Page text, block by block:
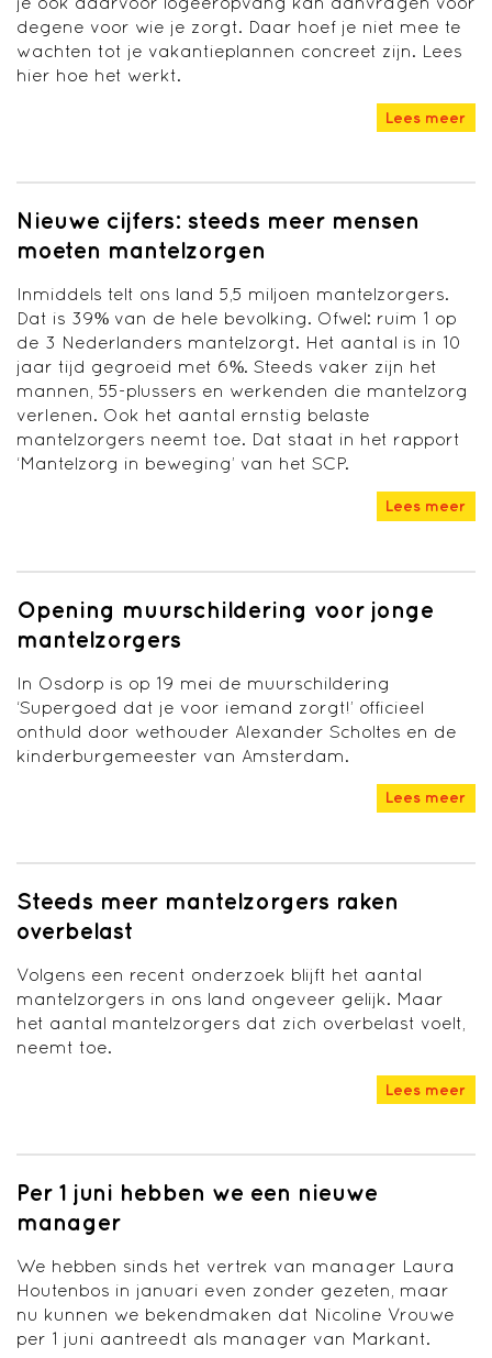
degene voor wie je zorgt. Daar hoef je niet mee te
wachten tot je vakantieplannen concreet zijn. Lees
hier hoe het werkt.
Lees meer
Nieuwe cijfers: steeds meer mensen
moeten mantelzorgen
Inmiddels telt ons land 5,5 miljoen mantelzorgers.
Dat is 39% van de hele bevolking. Ofwel: ruim 1 op
de 3 Nederlanders mantelzorgt. Het aantal is in 10
jaar tijd gegroeid met 6%. Steeds vaker zijn het
mannen, 55-plussers en werkenden die mantelzorg
verlenen. Ook het aantal ernstig belaste
mantelzorgers neemt toe. Dat staat in het rapport
‘Mantelzorg in beweging’ van het SCP.
Lees meer
Opening muurschildering voor jonge
mantelzorgers
In Osdorp is op 19 mei de muurschildering
‘Supergoed dat je voor iemand zorgt!’ officieel
onthuld door wethouder Alexander Scholtes en de
kinderburgemeester van Amsterdam.
Lees meer
Steeds meer mantelzorgers raken
overbelast
Volgens een recent onderzoek blijft het aantal
mantelzorgers in ons land ongeveer gelijk. Maar
het aantal mantelzorgers dat zich overbelast voelt,
neemt toe.
Lees meer
Per 1 juni hebben we een nieuwe
manager
We hebben sinds het vertrek van manager Laura
Houtenbos in januari even zonder gezeten, maar
nu kunnen we bekendmaken dat Nicoline Vrouwe
per 1 juni aantreedt als manager van Markant.